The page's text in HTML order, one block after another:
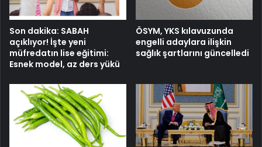
Son dakika: SABAH
açıklıyor! İşte yeni
müfredatın lise eğitimi:
Esnek model, az ders yükü
ÖSYM, YKS kılavuzunda
engelli adaylara ilişkin
sağlık şartlarını güncelledi